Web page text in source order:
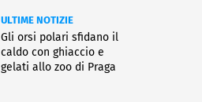
ULTIME NOTIZIE
Gli orsi polari sfidano il
caldo con ghiaccio e
gelati allo zoo di Praga